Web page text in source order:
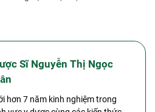
Sĩ Nguyễn Thị Ngọc
hơn 7 năm kinh nghiệm trong